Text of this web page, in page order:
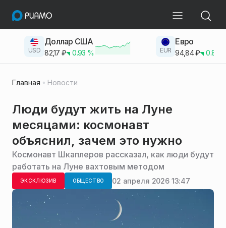
USD
Доллар США
82,17 ₽ 0.93 % EUR
Евро
94,84₽ 0.83
Главная Новости
Люди будут жить на Луне
месяцами: космонавт
объяснил, зачем это нужно
Космонавт Шкаплеров рассказал, как люди будут
работать на Луне вахтовым методом
ЭКСКЛЮЗИВ ОБЩЕСТВО 02 апреля 2026 13:47